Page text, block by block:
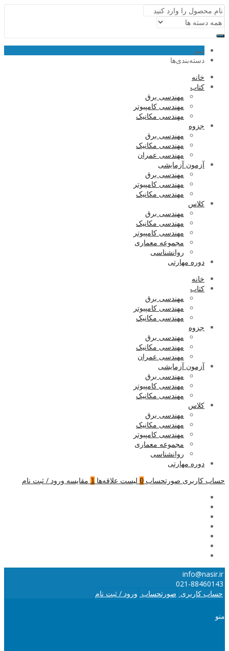
منو
دسته‌بندی‌ها
خانه
کتاب
مهندسی برق
مهندسی کامپیوتر
مهندسی مکانیک
جزوه
مهندسی برق
مهندسی مکانیک
مهندسی عمران
آزمون آزمایشی
مهندسی برق
مهندسی کامپیوتر
مهندسی مکانیک
کلاس
مهندسی برق
مهندسی مکانیک
مهندسی کامپیوتر
مجموعه معماری
روانشناسی
دوره مهارتی
خانه
کتاب
مهندسی برق
مهندسی کامپیوتر
مهندسی مکانیک
جزوه
مهندسی برق
مهندسی مکانیک
مهندسی عمران
آزمون آزمایشی
مهندسی برق
مهندسی کامپیوتر
مهندسی مکانیک
کلاس
مهندسی برق
مهندسی مکانیک
مهندسی کامپیوتر
مجموعه معماری
روانشناسی
دوره مهارتی
حساب کاربری صورتحساب 0 لیست علاقه‌ها 1 مقایسه ورود / ثبت نام
info@nasir.ir
021-88460143
حساب کاربری صورتحساب ورود / ثبت نام
منو